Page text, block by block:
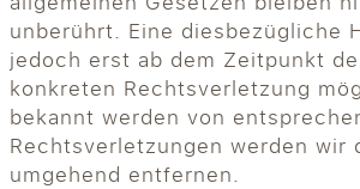
unberührt. Eine diesbezügliche
jedoch erst ab dem Zeitpunkt
konkreten Rechtsverletzung
bekannt werden von
Rechtsverletzungen werden wir
umgehend entfernen.